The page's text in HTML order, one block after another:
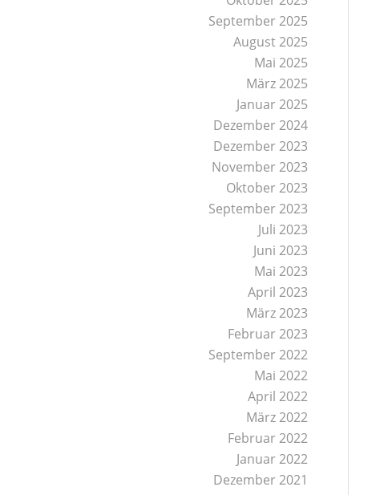
September 2025
August 2025
Mai 2025
März 2025
Januar 2025
Dezember 2024
Dezember 2023
November 2023
Oktober 2023
September 2023
Juli 2023
Juni 2023
Mai 2023
April 2023
März 2023
Februar 2023
September 2022
Mai 2022
April 2022
März 2022
Februar 2022
Januar 2022
Dezember 2021